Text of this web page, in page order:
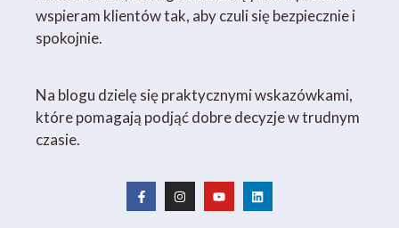
wspieram klientów tak, aby czuli się bezpiecznie i
spokojnie.
Na blogu dzielę się praktycznymi wskazówkami,
które pomagają podjąć dobre decyzje w trudnym
czasie.